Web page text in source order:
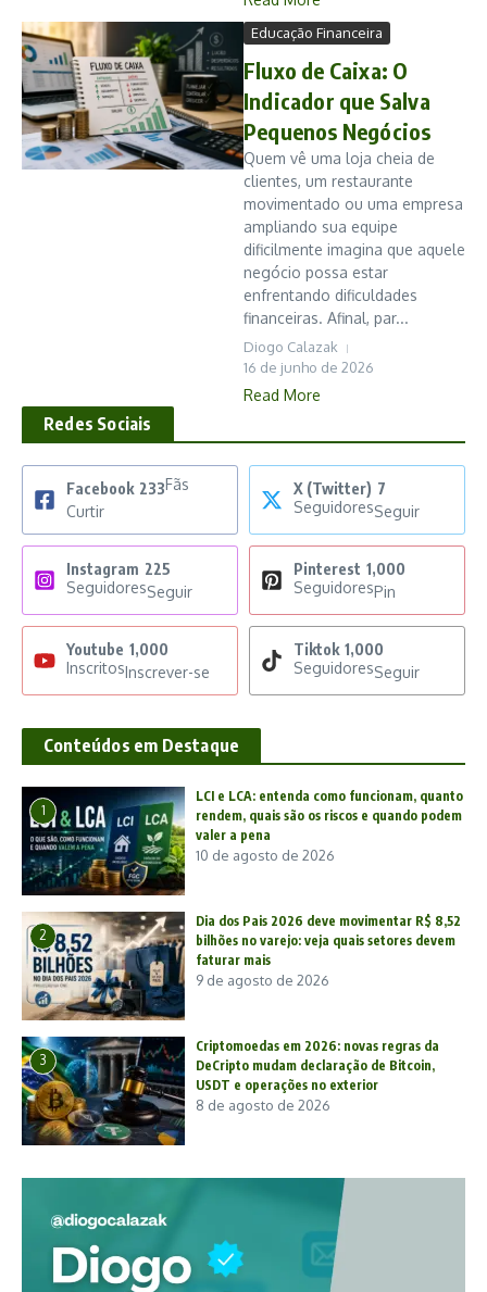
Educação Financeira
Fluxo de Caixa: O
Indicador que Salva
Pequenos Negócios
Quem vê uma loja cheia de
clientes, um restaurante
movimentado ou uma empresa
ampliando sua equipe
dificilmente imagina que aquele
negócio possa estar
enfrentando dificuldades
financeiras. Afinal, par...
Diogo Calazak
16 de junho de 2026
Read More
Redes Sociais
Facebook 233Fãs
Curtir
X (Twitter) 7
SeguidoresSeguir
Instagram 225
SeguidoresSeguir
Pinterest 1,000
SeguidoresPin
Youtube 1,000
InscritosInscrever-se
Tiktok 1,000
SeguidoresSeguir
Conteúdos em Destaque
1
LCI e LCA: entenda como funcionam, quanto
rendem, quais são os riscos e quando podem
valer a pena
10 de agosto de 2026
2
Dia dos Pais 2026 deve movimentar R$ 8,52
bilhões no varejo: veja quais setores devem
faturar mais
9 de agosto de 2026
3
Criptomoedas em 2026: novas regras da
DeCripto mudam declaração de Bitcoin,
USDT e operações no exterior
8 de agosto de 2026